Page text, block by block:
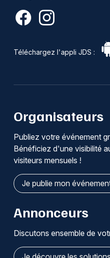
Téléchargez l'appli JDS :
Organisateurs
Publiez votre événement
Bénéficiez d'une visibilité
visiteurs mensuels !
Je publie mon
Annonceurs
Discutons ensemble de